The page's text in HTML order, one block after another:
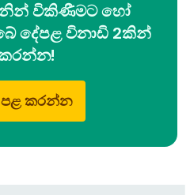
විකිණීමට හෝ
දේපළ විනාඩි 2කින්
පළ කරන්න